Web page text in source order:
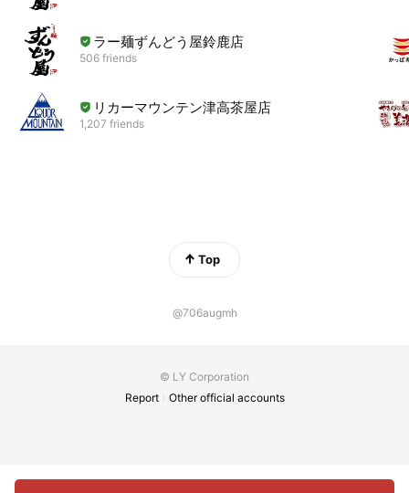
ラー麺ずんどう屋鈴鹿店
506 friends
リカーマウンテン津高茶屋店
1,207 friends
Top
@706augmh
© LY Corporation
Report
Other official accounts